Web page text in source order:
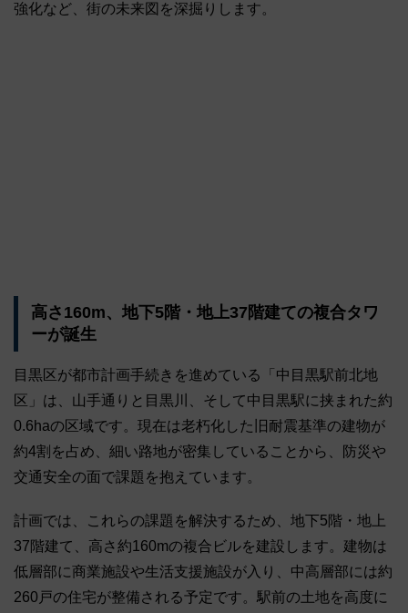
強化など、街の未来図を深掘りします。
高さ160m、地下5階・地上37階建ての複合タワ
ーが誕生
目黒区が都市計画手続きを進めている「中目黒駅前北地
区」は、山手通りと目黒川、そして中目黒駅に挟まれた約
0.6haの区域です。現在は老朽化した旧耐震基準の建物が
約4割を占め、細い路地が密集していることから、防災や
交通安全の面で課題を抱えています。
計画では、これらの課題を解決するため、地下5階・地上
37階建て、高さ約160mの複合ビルを建設します。建物は
低層部に商業施設や生活支援施設が入り、中高層部には約
260戸の住宅が整備される予定です。駅前の土地を高度に